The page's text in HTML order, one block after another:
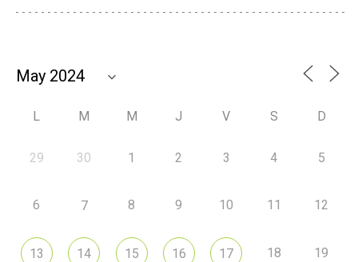
L M M J V S D
29 30 1 2 3 4 5
6 7 8 9 10 11 12
13 14 15 16 17 18 19